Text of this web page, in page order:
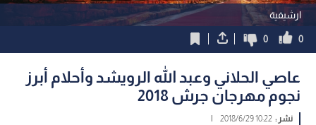
ارشيفية
0
0
عاصي الحلاني وعبد الله الرويشد وأحلام أبرز
نجوم مهرجان جرش 2018
نشر :10:22 2018/6/29
|